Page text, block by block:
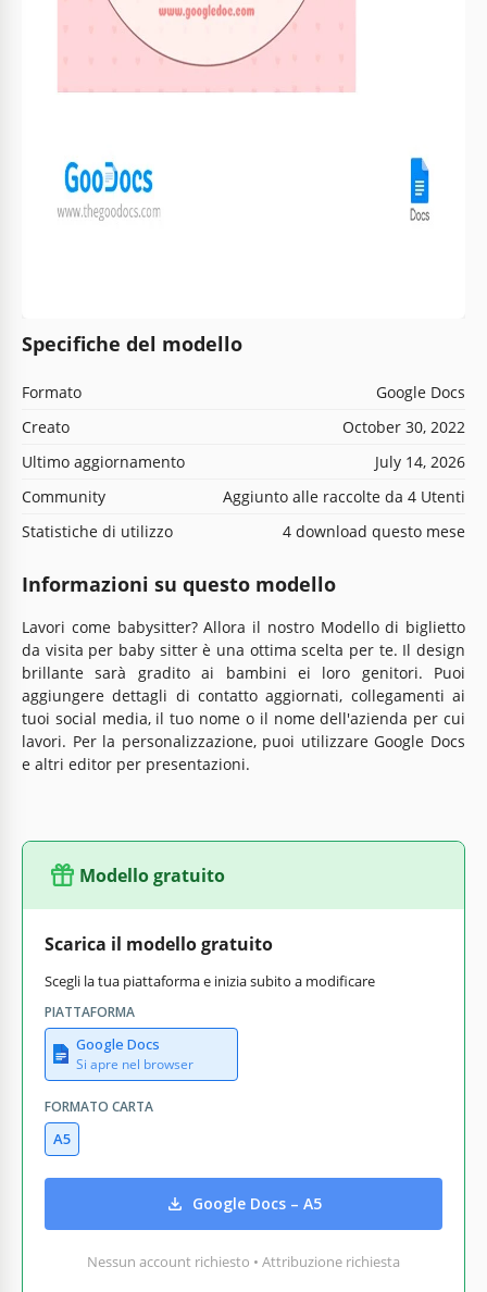
Specifiche del modello
Formato
Google Docs
Creato
October 30, 2022
Ultimo aggiornamento
July 14, 2026
Community
Aggiunto alle raccolte da 4 Utenti
Statistiche di utilizzo
4 download questo mese
Informazioni su questo modello
Lavori come babysitter? Allora il nostro Modello di biglietto
da visita per baby sitter è una ottima scelta per te. Il design
brillante sarà gradito ai bambini ei loro genitori. Puoi
aggiungere dettagli di contatto aggiornati, collegamenti ai
tuoi social media, il tuo nome o il nome dell'azienda per cui
lavori. Per la personalizzazione, puoi utilizzare Google Docs
e altri editor per presentazioni.
Modello gratuito
Scarica il modello gratuito
Scegli la tua piattaforma e inizia subito a modificare
PIATTAFORMA
Google Docs
Si apre nel browser
FORMATO CARTA
A5
Google Docs – A5
Nessun account richiesto • Attribuzione richiesta